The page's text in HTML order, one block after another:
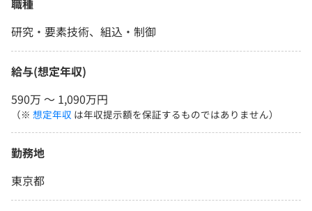
職種
研究・要素技術、組込・制御
給与(想定年収)
590万 〜 1,090万円
（※ 想定年収 は年収提示額を保証するものではありません）
勤務地
東京都